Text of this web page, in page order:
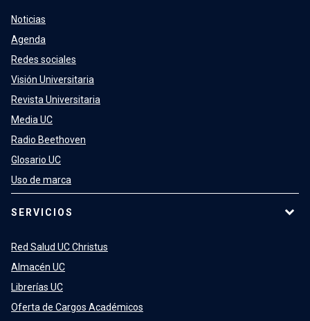
Noticias
Agenda
Redes sociales
Visión Universitaria
Revista Universitaria
Media UC
Radio Beethoven
Glosario UC
Uso de marca
SERVICIOS
Red Salud UC Christus
Almacén UC
Librerías UC
Oferta de Cargos Académicos